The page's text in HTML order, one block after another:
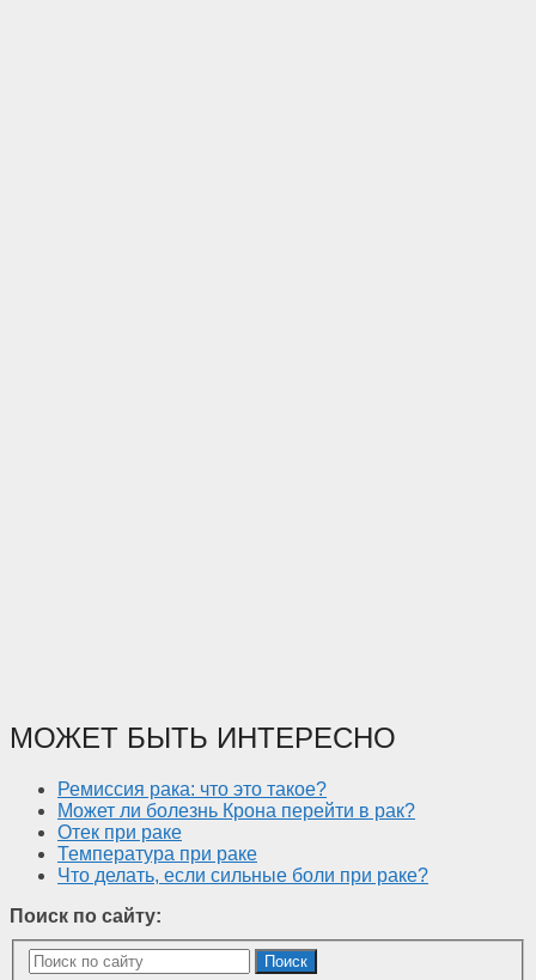
МОЖЕТ БЫТЬ ИНТЕРЕСНО
Ремиссия рака: что это такое?
Может ли болезнь Крона перейти в рак?
Отек при раке
Температура при раке
Что делать, если сильные боли при раке?
Поиск по сайту:
Поиск